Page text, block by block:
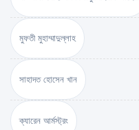
মুফতী মুহাম্মাদুল্লাহ
সাহাদত হোসেন খান
ক্যারেন আর্মস্ট্রং